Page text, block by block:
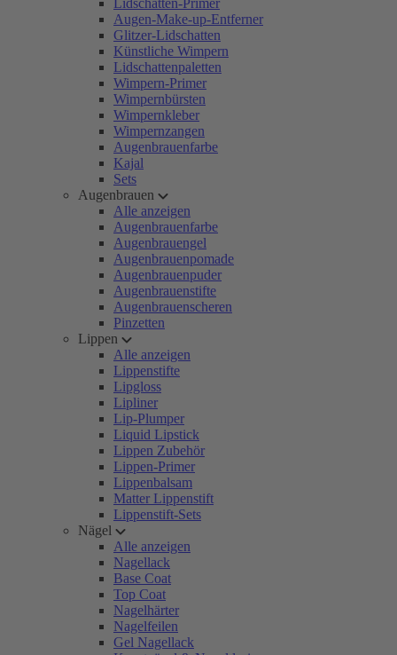
Lidschatten-Primer
Augen-Make-up-Entferner
Glitzer-Lidschatten
Künstliche Wimpern
Lidschattenpaletten
Wimpern-Primer
Wimpernbürsten
Wimpernkleber
Wimpernzangen
Augenbrauenfarbe
Kajal
Sets
Augenbrauen
Alle anzeigen
Augenbrauenfarbe
Augenbrauengel
Augenbrauenpomade
Augenbrauenpuder
Augenbrauenstifte
Augenbrauenscheren
Pinzetten
Lippen
Alle anzeigen
Lippenstifte
Lipgloss
Lipliner
Lip-Plumper
Liquid Lipstick
Lippen Zubehör
Lippen-Primer
Lippenbalsam
Matter Lippenstift
Lippenstift-Sets
Nägel
Alle anzeigen
Nagellack
Base Coat
Top Coat
Nagelhärter
Nagelfeilen
Gel Nagellack